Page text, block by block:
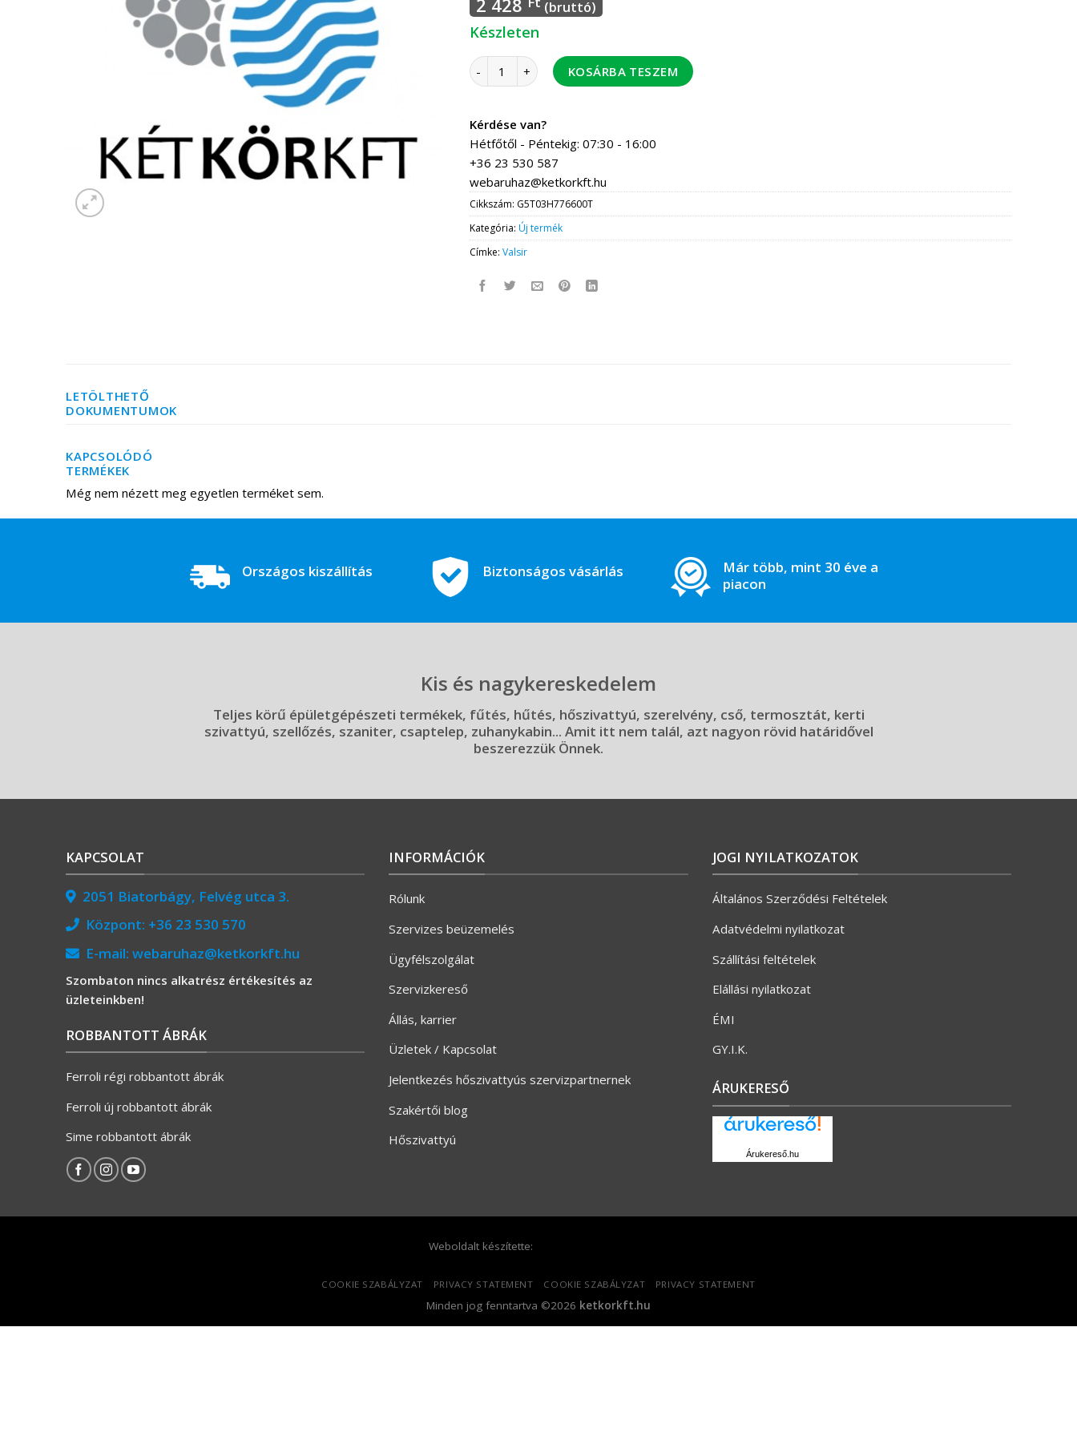
2 428 (bruttó)
Készleten
Valsir TH szűkített toldó 26-20 5 db / csomag, 40 db / doboz mennyiség
KOSÁRBA TESZEM
Kérdése van?
Hétfőtől - Péntekig: 07:30 - 16:00
+36 23 530 587
webaruhaz@ketkorkft.hu
Cikkszám: G5T03H776600T
Kategória:Új termék
Címke:Valsir
LETÖLTHETŐ
DOKUMENTUMOK
KAPCSOLÓDÓ
TERMÉKEK
Még nem nézett meg egyetlen terméket sem.
Országos kiszállítás Biztonságos vásárlás
Már több, mint 30 éve a
piacon
Kis és nagykereskedelem
Teljes körű épületgépészeti termékek, fűtés, hűtés, hőszivattyú, szerelvény, cső, termosztát, kerti
szivattyú, szellőzés, szaniter, csaptelep, zuhanykabin... Amit itt nem talál, azt nagyon rövid határidővel
beszerezzük Önnek.
KAPCSOLAT
2051 Biatorbágy, Felvég utca 3.
Központ: +36 23 530 570
E-mail: webaruhaz@ketkorkft.hu
Szombaton nincs alkatrész értékesítés az
üzleteinkben!
ROBBANTOTT ÁBRÁK
Ferroli régi robbantott ábrák
Ferroli új robbantott ábrák
Sime robbantott ábrák
INFORMÁCIÓK
Rólunk
Szervizes beüzemelés
Ügyfélszolgálat
Szervizkereső
Állás, karrier
Üzletek / Kapcsolat
Jelentkezés hőszivattyús szervizpartnernek
Szakértői blog
Hőszivattyú
JOGI NYILATKOZATOK
Általános Szerződési Feltételek
Adatvédelmi nyilatkozat
Szállítási feltételek
Elállási nyilatkozat
ÉMI
GY.I.K.
ÁRUKERESŐ
Árukereső.hu
Weboldalt készítette:
COOKIE SZABÁLYZAT PRIVACY STATEMENT COOKIE SZABÁLYZAT PRIVACY STATEMENT
Minden jog fenntartva ©2026 ketkorkft.hu